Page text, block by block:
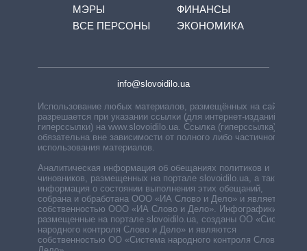
МЭРЫ
ВСЕ ПЕРСОНЫ
ФИНАНСЫ
ЭКОНОМИКА
info@slovoidilo.ua
Использование любых материалов, размещённых на сайте,
разрешается при указании ссылки (для интернет-изданий —
гиперссылки) на www.slovoidilo.ua. Ссылка (гиперссылка)
обязательна вне зависимости от полного либо частичного
использования материалов.
Аналитическая информация об обещаниях политиков и
чиновников, размещенных на портале slovoidilo.ua, а также
информация о состоянии выполнения этих обещаний,
собрана и обработана ООО «ИА Слово и Дело» и является
собственностью ООО «ИА Слово и Дело». Инфографики,
размещенные на портале slovoidilo.ua, созданы ОО «Система
народного контроля Слово и Дело» и являются
собственностью ОО «Система народного контроля Слово и